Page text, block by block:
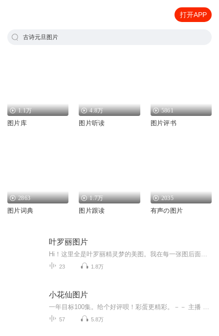
打开APP
古诗元旦图片
1.1万
图片库
4.8万
图片听读
5861
图片评书
2863
图片词典
1.7万
图片跟读
2035
有声の图片
叶罗丽图片
23 1.8万
小花仙图片
57 5.8万